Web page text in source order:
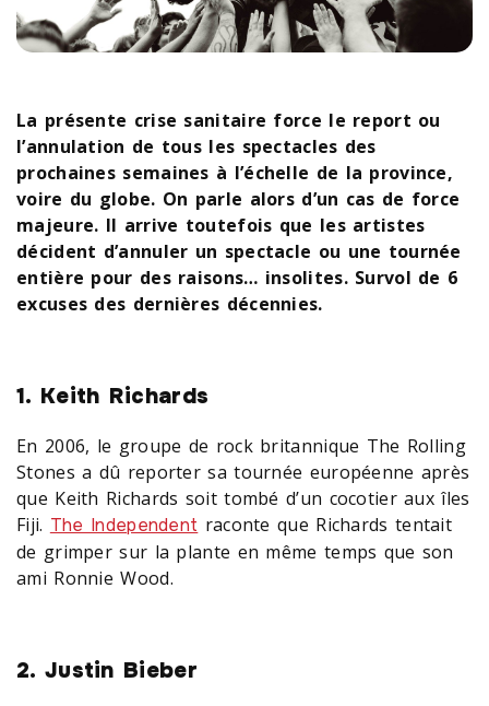
La présente crise sanitaire force le report ou
l’annulation de tous les spectacles des
prochaines semaines à l’échelle de la province,
voire du globe. On parle alors d’un cas de force
majeure. Il arrive toutefois que les artistes
décident d’annuler un spectacle ou une tournée
entière pour des raisons… insolites. Survol de 6
excuses des dernières décennies.
1. Keith Richards
En 2006, le groupe de rock britannique The Rolling
Stones a dû reporter sa tournée européenne après
que Keith Richards soit tombé d’un cocotier aux îles
Fiji. The Independent raconte que Richards tentait
de grimper sur la plante en même temps que son
ami Ronnie Wood.
2. Justin Bieber